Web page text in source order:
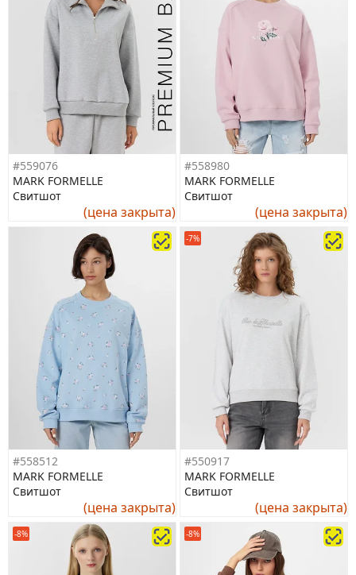
#559076
MARK FORMELLE
Свитшот
(цена закрыта)
#558980
MARK FORMELLE
Свитшот
(цена закрыта)
#558512
MARK FORMELLE
Свитшот
(цена закрыта)
-7%
#550917
MARK FORMELLE
Свитшот
(цена закрыта)
-8% -8%